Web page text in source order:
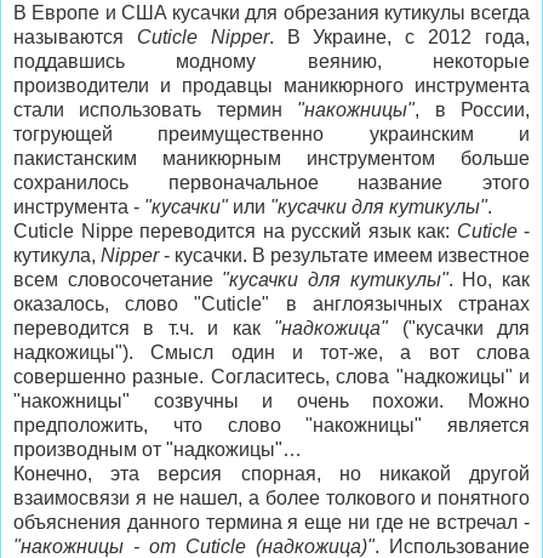
В Европе и США кусачки для обрезания кутикулы всегда
называются Cuticle Nipper. В Украине, с 2012 года,
поддавшись модному веянию, некоторые
производители и продавцы маникюрного инструмента
стали использовать термин "накожницы", в России,
тогрующей преимущественно украинским и
пакистанским маникюрным инструментом больше
сохранилось первоначальное название этого
инструмента - "кусачки"или "кусачки для кутикулы".
Cuticle Nippe переводится на русский язык как: Cuticle-
кутикула, Nipper- кусачки. В результате имеем известное
всем словосочетание "кусачки для кутикулы". Но, как
оказалось, слово "Cuticle" в англоязычных странах
переводится в т.ч. и как "надкожица"("кусачки для
надкожицы"). Смысл один и тот-же, а вот слова
совершенно разные. Согласитесь, слова "надкожицы" и
"накожницы" созвучны и очень похожи. Можно
предположить, что слово "накожницы" является
производным от "надкожицы"…
Конечно, эта версия спорная, но никакой другой
взаимосвязи я не нашел, а более толкового и понятного
объяснения данного термина я еще ни где не встречал -
"накожницы - от Cuticle (надкожица)". Использование